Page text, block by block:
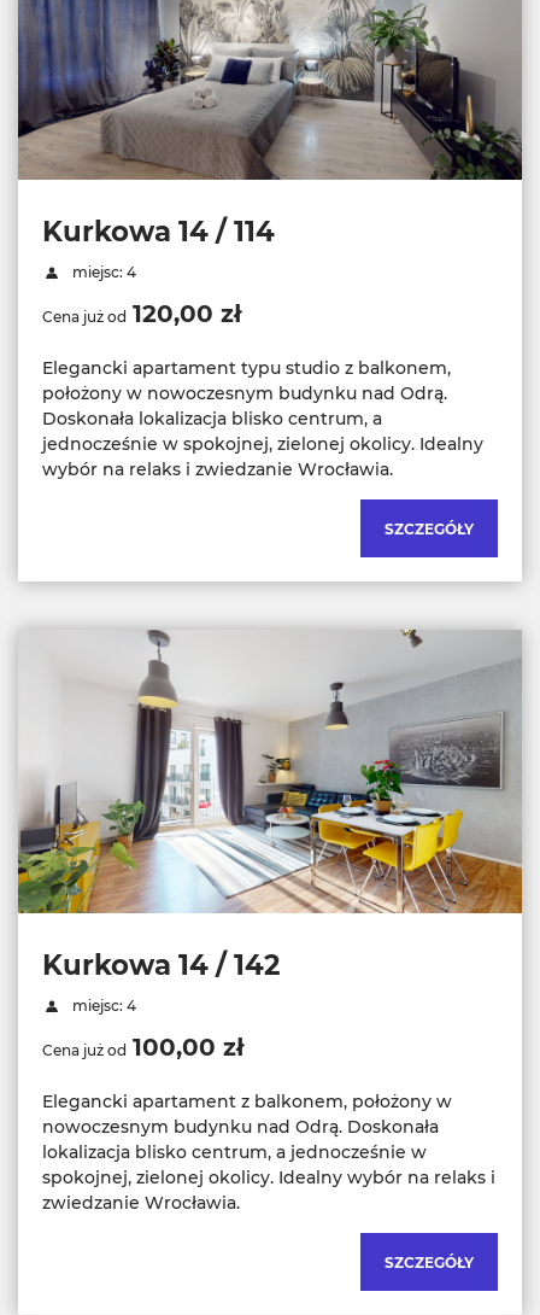
Kurkowa 14 / 114
miejsc: 4
Cena już od 120,00 zł
Elegancki apartament typu studio z balkonem,
położony w nowoczesnym budynku nad Odrą.
Doskonała lokalizacja blisko centrum, a
jednocześnie w spokojnej, zielonej okolicy. Idealny
wybór na relaks i zwiedzanie Wrocławia.
SZCZEGÓŁY
Kurkowa 14 / 142
miejsc: 4
Cena już od 100,00 zł
Elegancki apartament z balkonem, położony w
nowoczesnym budynku nad Odrą. Doskonała
lokalizacja blisko centrum, a jednocześnie w
spokojnej, zielonej okolicy. Idealny wybór na relaks i
zwiedzanie Wrocławia.
SZCZEGÓŁY